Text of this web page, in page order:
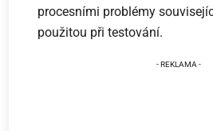
procesními problémy
použitou při testování.